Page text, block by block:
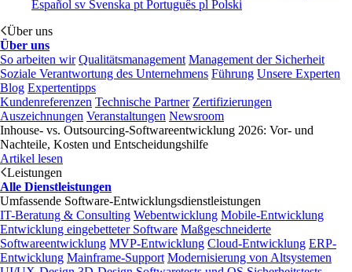
Español sv Svenska pt Português pl Polski
Über uns
Über uns
So arbeiten wir Qualitätsmanagement Management der Sicherheit
Soziale Verantwortung des Unternehmens Führung Unsere Experten
Blog Expertentipps
Kundenreferenzen Technische Partner Zertifizierungen
Auszeichnungen Veranstaltungen Newsroom
Inhouse- vs. Outsourcing-Softwareentwicklung 2026: Vor- und
Nachteile, Kosten und Entscheidungshilfe
Artikel lesen
Leistungen
Alle Dienstleistungen
Umfassende Software-Entwicklungsdienstleistungen
IT-Beratung & Consulting Webentwicklung Mobile-Entwicklung
Entwicklung eingebetteter Software Maßgeschneiderte
Softwareentwicklung MVP-Entwicklung Cloud-Entwicklung ERP-
Entwicklung Mainframe-Support Modernisierung von Altsystemen